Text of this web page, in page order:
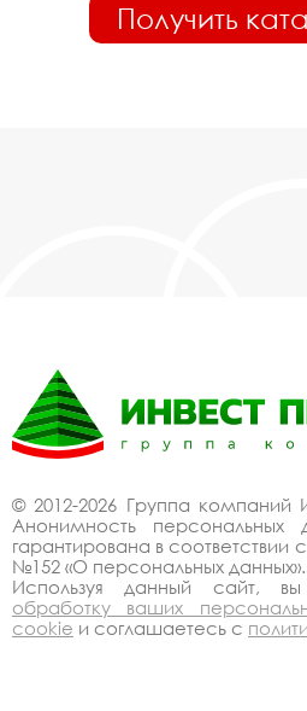
Получить
© 2012-2026 Группа компаний
Анонимность персональных
гарантирована в соответствии
№152 «О персональных данных».
Используя данный сайт,
обработку ваших
cookie и соглашаетесь с